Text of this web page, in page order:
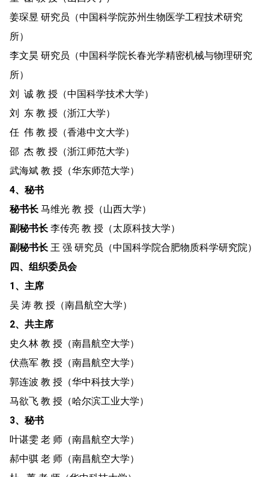
姜琛昱 研究员（中国科学院苏州生物医学工程技术研究
所）
李文昊 研究员（中国科学院长春光学精密机械与物理研究
所）
刘 诚 教 授（中国科学技术大学）
刘 东 教 授（浙江大学）
任 伟 教 授（香港中文大学）
邵 杰 教 授（浙江师范大学）
武海斌 教 授（华东师范大学）
4、秘书
秘书长 马维光 教 授（山西大学）
副秘书长 李传亮 教 授（太原科技大学）
副秘书长 王 强 研究员（中国科学院合肥物质科学研究院）
四、组织委员会
1、主席
吴 涛 教 授（南昌航空大学）
2、共主席
史久林 教 授（南昌航空大学）
伏燕军 教 授（南昌航空大学）
郭连波 教 授（华中科技大学）
马欲飞 教 授（哈尔滨工业大学）
3、秘书
叶谌雯 老 师（南昌航空大学）
郝中骐 老 师（南昌航空大学）